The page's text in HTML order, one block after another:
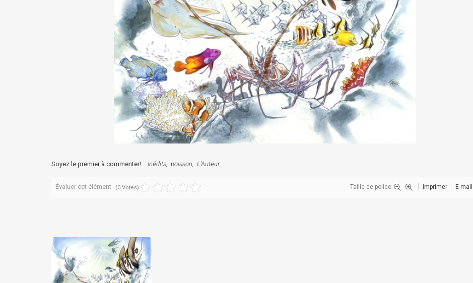
Soyez le premier à commenter! Inédits poisson L'Auteur
Évaluer cet élément (0 Votes) Taille de police Imprimer E-mail